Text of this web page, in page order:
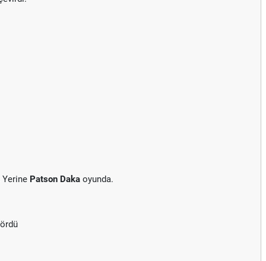
Yerine Patson Daka oyunda.